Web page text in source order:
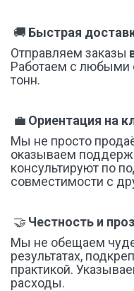
🚚 Быстрая
Отправляем заказы
Работаем с любыми
тонн.
💼 Ориентация на
Мы не просто
оказываем
консультируют по
совместимости с
🤝 Честность и
Мы не обещаем
результатах,
практикой.
расходы.